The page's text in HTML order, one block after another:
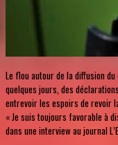
Le flou autour de la diffusion
quelques jours, des
entrevoir les espoirs de revoir
« Je suis toujours favorable à
dans une interview au journal